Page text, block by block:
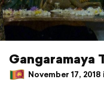
Gangaramaya
November 17, 2018